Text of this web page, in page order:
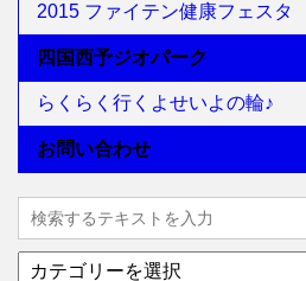
2015 ファイテン健康フェスタ
四国西予ジオパーク
らくらく行くよせいよの輪♪
お問い合わせ